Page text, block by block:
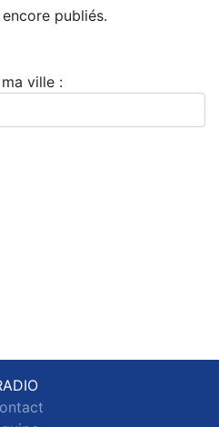
publiés.
ville :